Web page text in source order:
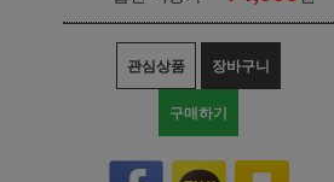
관심상품 장바구니
구매하기